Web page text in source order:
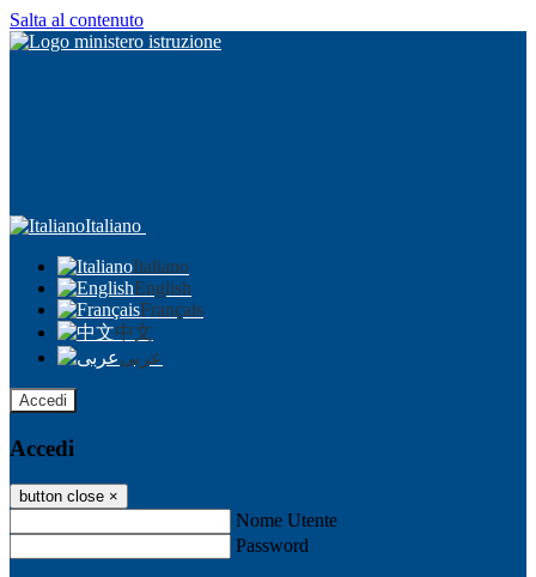
Salta al contenuto
Italiano
Italiano
English
Français
中文
عربى
Accedi
Accedi
button close ×
Nome Utente
Password